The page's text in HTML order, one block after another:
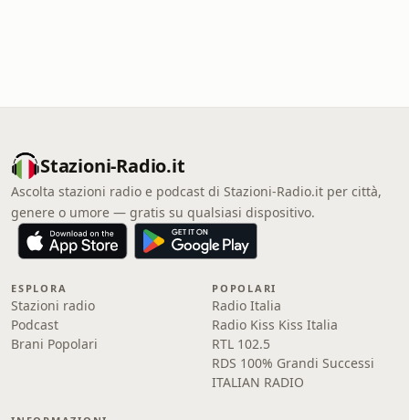
Stazioni-Radio.it
Ascolta stazioni radio e podcast di Stazioni-Radio.it per città,
genere o umore — gratis su qualsiasi dispositivo.
ESPLORA
Stazioni radio
Podcast
Brani Popolari
POPOLARI
Radio Italia
Radio Kiss Kiss Italia
RTL 102.5
RDS 100% Grandi Successi
ITALIAN RADIO